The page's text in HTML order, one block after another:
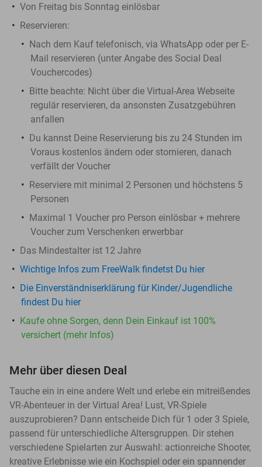
Von Freitag bis Sonntag einlösbar
Reservieren:
Nach dem Kauf telefonisch, via WhatsApp oder per E-
Mail reservieren (unter Angabe des Social Deal
Vouchercodes)
Bitte beachte: N​icht über die Virtual-Area Webseite
regulär reservieren, da ansonsten Zusatzgebühren
anfallen
Du kannst Deine Reservierung bis zu 24 Stunden im
Voraus kostenlos ändern oder stornieren, danach
verfällt der Voucher
Reserviere mit minimal 2 Personen und höchstens 5
Personen
Maximal 1 Voucher pro Person einlösbar + mehrere
Voucher zum Verschenken erwerbbar
Das Mindestalter ist 12 Jahre
Wichtige Infos zum FreeWalk findetst Du hier
Die Einverständniserklärung für Kinder/Jugendliche
findest Du hier
Kaufe ohne Sorgen, denn Dein Einkauf ist 100%
versichert (mehr Infos)
Mehr über diesen Deal
Tauche ein in eine andere Welt und erlebe ein mitreißendes
VR-Abenteuer in der Virtual Area! Lust, VR-Spiele
auszuprobieren? Dann entscheide Dich für 1 oder 3 Spiele,
passend für unterschiedliche Altersgruppen. Dir stehen
verschiedene Spielarten zur Auswahl: actionreiche Shooter,
kreative Erlebnisse wie ein Kochspiel oder ein spannender